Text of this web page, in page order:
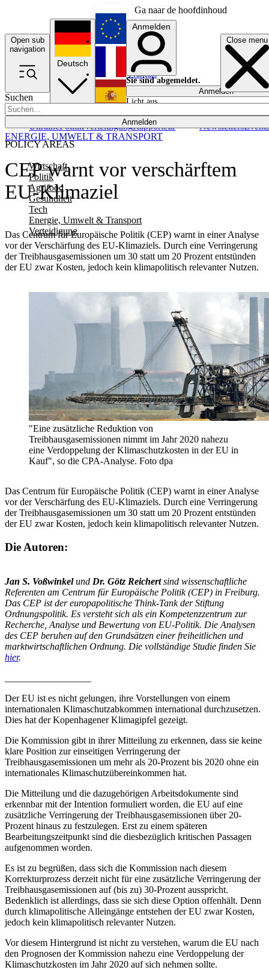
Ga naar de hoofdinhoud
Open sub
navigation
Close menu
Suchen
Anmelden
POLICY AREAS
Wirtschaft
Politik
Agrifood
Gesundheit
Tech
Energie, Umwelt & Transport
Verteidigung
UkrainePolitikVerteidigungRapporteur NewslettersEvents
Deutsch
English
Français
Anmelden
Sie sind abgemeldet.
Anmelden
Licht aus
CEP warnt vor verschärftem
EU-Klimaziel
Das Centrum für Europäische Politik (CEP) warnt in einer Analyse
vor der Verschärfung des EU-Klimaziels. Durch eine Verringerung
der Treibhausgasemissionen um 30 statt um 20 Prozent entstünden
der EU zwar Kosten, jedoch kein klimapolitisch relevanter Nutzen.
ENERGIE, UMWELT & TRANSPORT
"Eine zusätzliche Reduktion von
Treibhausgasemissionen nimmt im Jahr 2020 nahezu
eine Verdoppelung der Klimaschutzkosten in der EU in
Kauf", so die CPA-Analyse. Foto dpa
Das Centrum für Europäische Politik (CEP) warnt in einer Analyse
vor der Verschärfung des EU-Klimaziels. Durch eine Verringerung
der Treibhausgasemissionen um 30 statt um 20 Prozent entstünden
der EU zwar Kosten, jedoch kein klimapolitisch relevanter Nutzen.
Die Autoren:
Jan S. Voßwinkelund Dr. Götz Reichertsind wissenschaftliche
Referenten am Centrum für Europäische Politik (CEP) in Freiburg.
Das CEP ist der europapolitische Think-Tank der Stiftung
Ordnungspolitik. Es versteht sich als ein Kompetenzzentrum zur
Recherche, Analyse und Bewertung von EU-Politik. Die Analysen
des CEP beruhen auf den Grundsätzen einer freiheitlichen und
marktwirtschaftlichen Ordnung. Die vollständige Studie finden Sie
hier.
Der EU ist es nicht gelungen, ihre Vorstellungen von einem
internationalen Klimaschutzabkommen international durchzusetzen.
Dies hat der Kopenhagener Klimagipfel gezeigt.
Die Kommission gibt in ihrer Mitteilung zu erkennen, dass sie keine
klare Position zur einseitigen Verringerung der
Treibhausgasemissionen um mehr als 20-Prozent bis 2020 ohne ein
internationales Klimaschutzübereinkommen hat.
Die Mitteilung und die dazugehörigen Arbeitsdokumente sind
erkennbar mit der Intention formuliert worden, die EU auf eine
zusätzliche Verringerung der Treibhausgasemissionen über 20-
Prozent hinaus zu festzulegen. Erst zu einem späteren
Bearbeitungszeitpunkt sind die diesbezüglich kritischen Passagen
aufgenommen worden.
Es ist zu begrüßen, dass sich die Kommission nach diesem
Korrekturprozess derzeit nicht für eine zusätzliche Verringerung der
Treibhausgasemissionen auf (bis zu) 30-Prozent ausspricht.
Bedenklich ist allerdings, dass sie sich diese Option offenhält. Denn
durch klimapolitische Alleingänge entstehen der EU zwar Kosten,
jedoch kein klimapolitisch relevanter Nutzen.
Vor diesem Hintergrund ist nicht zu verstehen, warum die EU nach
den Prognosen der Kommission nahezu eine Verdoppelung der
Klimaschutzkosten im Jahr 2020 auf sich nehmen sollte.